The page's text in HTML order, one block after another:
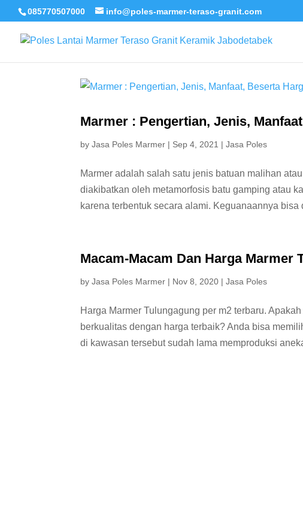
085770507000 info@poles-marmer-teraso-granit.com
Marmer : Pengertian, Jenis,
byJasa Poles Marmer | Sep 4, 2021 |Jasa Poles
Marmer adalah salah satu jenis batuan malihan
diakibatkan oleh metamorfosis batu gamping atau
karena terbentuk secara alami. Keguanaannya
Macam-Macam Dan Harga Marmer
byJasa Poles Marmer | Nov 8, 2020 |Jasa Poles
Harga Marmer Tulungagung per m2 terbaru.
berkualitas dengan harga terbaik? Anda bisa
di kawasan tersebut sudah lama memproduksi